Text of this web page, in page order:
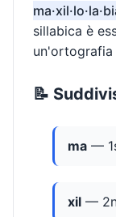
sillabica è
📝
ma —
xil —